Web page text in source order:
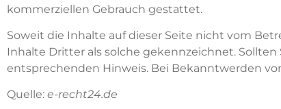
kommerziellen Gebrauch gestattet.
Soweit die Inhalte auf dieser Seite nicht vom
Inhalte Dritter als solche gekennzeichnet.
entsprechenden Hinweis. Bei Bekanntwerden
Quelle: e-recht24.de